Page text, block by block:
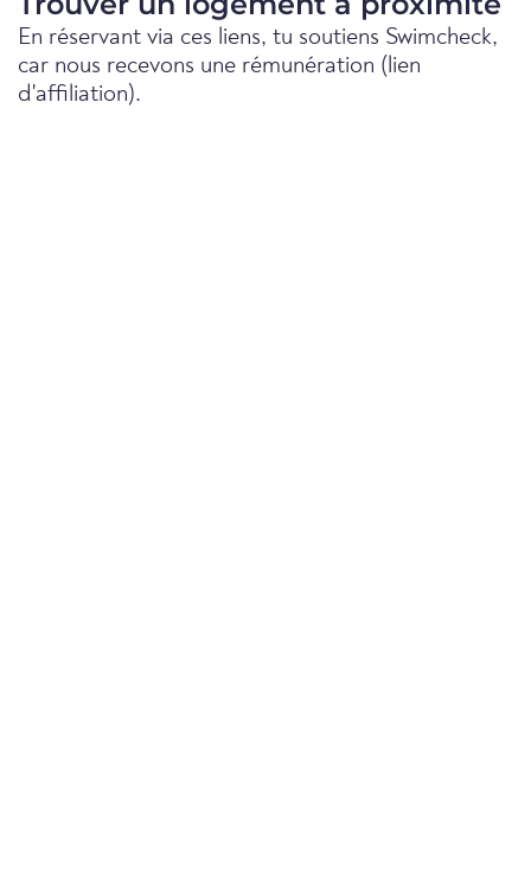
En réservant via ces liens, tu soutiens Swimcheck,
car nous recevons une rémunération (lien
d'affiliation).